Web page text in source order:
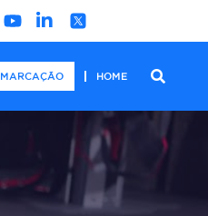
MARCAÇÃO HOME